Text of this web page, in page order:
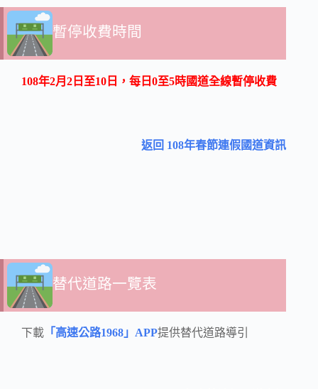
暫停收費時間
108年2月2日至10日，每日0至5時國道全線暫停收費
返回 108年春節連假國道資訊
替代道路一覽表
下載 「高速公路1968」APP提供替代道路導引